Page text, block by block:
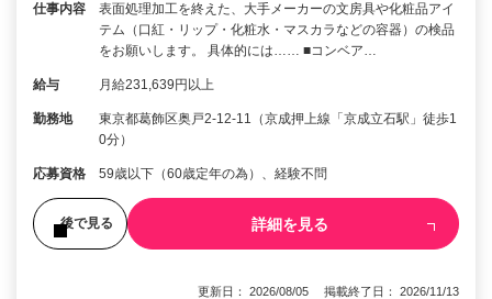
仕事内容
表面処理加工を終えた、大手メーカーの文房具や化粧品アイ
テム（口紅・リップ・化粧水・マスカラなどの容器）の検品
をお願いします。 具体的には…… ■コンベア…
給与 月給231,639円以上
勤務地
東京都葛飾区奥戸2-12-11（京成押上線「京成立石駅」徒歩1
0分）
応募資格 59歳以下（60歳定年の為）、経験不問
後で見る 詳細を見る
更新日： 2026/08/05 掲載終了日： 2026/11/13